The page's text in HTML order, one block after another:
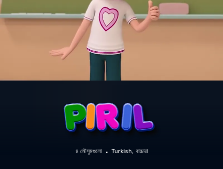
৪ মৌসুমগুলো Turkish বাচ্চারা